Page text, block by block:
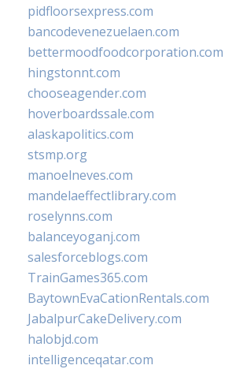
pidfloorsexpress.com
bancodevenezuelaen.com
bettermoodfoodcorporation.com
hingstonnt.com
chooseagender.com
hoverboardssale.com
alaskapolitics.com
stsmp.org
manoelneves.com
mandelaeffectlibrary.com
roselynns.com
balanceyoganj.com
salesforceblogs.com
TrainGames365.com
BaytownEvaCationRentals.com
JabalpurCakeDelivery.com
halobjd.com
intelligenceqatar.com